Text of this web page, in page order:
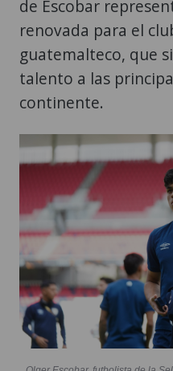
de Escobar
renovada para el
guatemalteco, que
talento a las
continente.